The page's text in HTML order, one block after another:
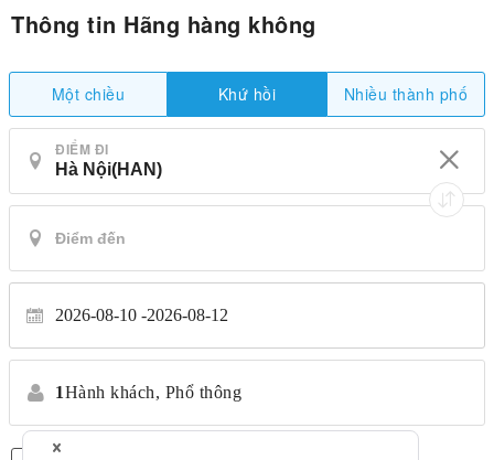
Thông tin Hãng hàng không
Một chiều Khứ hồi Nhiều thành phố
ĐIỂM ĐI
2026-08-10 2026-08-12
1Hành khách, Phổ thông